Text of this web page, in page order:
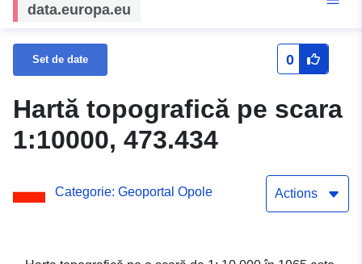
data.europa.eu
Set de date 0
Hartă topografică pe scara
1:10000, 473.434
Categorie: Geoportal Opole Actions